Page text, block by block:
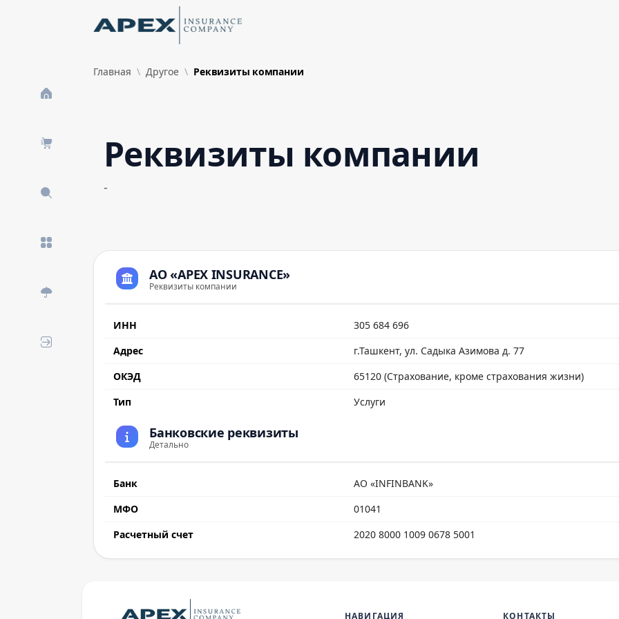
Главная Другое Реквизиты компании
Реквизиты компании
-
АО «APEX INSURANCE»
Реквизиты компании
ИНН
305 684 696
Адрес
г.Ташкент, ул. Садыка Азимова д. 77
ОКЭД
65120 (Страхование, кроме страхования жизни)
Тип
Услуги
Банковские реквизиты
Детально
Банк
АО «INFINBANK»
МФО
01041
Расчетный счет
2020 8000 1009 0678 5001
НАВИГАЦИЯ КОНТАКТЫ